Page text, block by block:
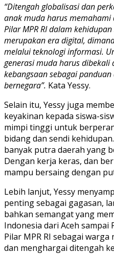
“Ditengah globalisasi dan
anak muda harus
Pilar MPR RI dalam
merupakan era digital,
melalui teknologi informasi.
generasi muda harus dibekali
kebangsaan sebagai
bernegara”. Kata Yessy.
Selain itu, Yessy juga
keyakinan kepada siswa-
mimpi tinggi untuk
bidang dan sendi
banyak putra daerah yang
Dengan kerja keras, dan
mampu bersaing dengan
Lebih lanjut, Yessy
penting sebagai gagasan,
bahkan semangat yang
Indonesia dari Aceh sampai
Pilar MPR RI sebagai
dan menghargai ditengah